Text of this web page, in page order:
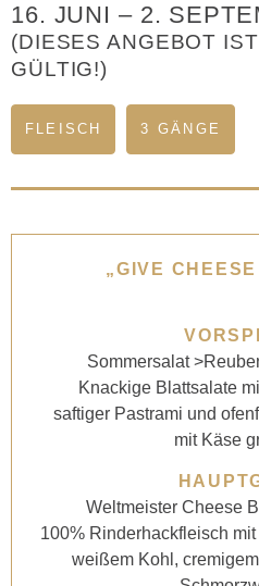
16. JUNI – 2.
(DIESES ANGEBOT
GÜLTIG!)
FLEISCH 3 GÄNGE
„GIVE
Sommersalat
Knackige Blattsalate
saftiger Pastrami und
mit Käse
Weltmeister Cheese
100% Rinderhackfleisch
weißem Kohl,